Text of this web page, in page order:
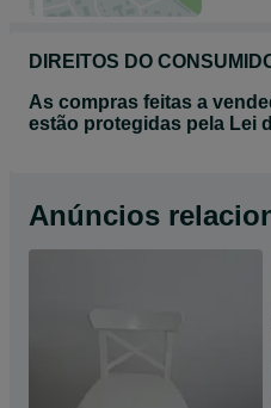
DIREITOS DO
As compras feitas a
estão protegidas pela Lei
Anúncios